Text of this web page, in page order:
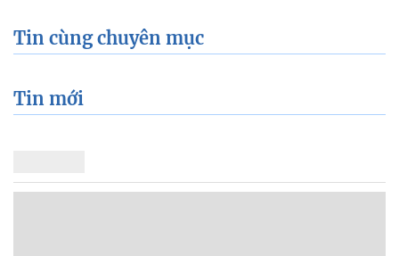
Tin cùng chuyên mục
Tin mới